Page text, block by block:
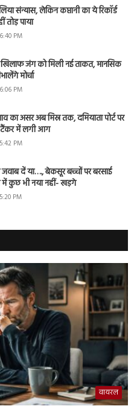
संन्यास, लेकिन कप्तानी का ये रिकॉर्ड
पाया
PM
जंग को मिली नई ताकत, मानसिक
मोर्चा
PM
का असर अब मिस्र तक, दमियाता पोर्ट पर
टैंकर में लगी आग
PM
दें या…., बेकसूर बच्चों पर बरसाई
में कुछ भी नया नहीं- खड़गे
PM
वायरल